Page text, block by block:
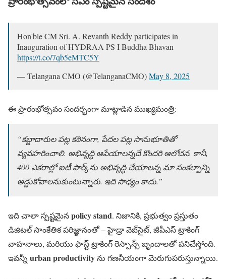
Hon'ble CM Sri. A. Revanth Reddy participates in
Inauguration of HYDRAA PS I Buddha Bhavan
https://t.co/7qb5eMTC5Y
— Telangana CMO (@TelanganaCMO)May 8, 2025
ఈ ప్రారంభోత్సవం సందర్భంగా మాట్లాడిన ముఖ్యమంత్రి:
“కబ్జాదారుల పట్ల కఠినంగా, పేదల పట్ల సానుభూతితో
వ్యవహరించాలి. అభివృద్ధి ఆపేయాలన్నదే కొందరి ఆలోచన. కానీ,
400 ఎకరాల్లో ఐటీ పార్క్‌ను అభివృద్ధి చేయాలన్న మా సంకల్పాన్ని
అడ్డుకోవాలనుకుంటున్నారు. ఇది సాధ్యం కాదు.”
ఇది చాలా స్పష్టమైనpolicy stand. నిజానికి, ప్రభుత్వం ప్రస్తుతం
డిజిటల్ సాంకేతిక పరిజ్ఞానంతో – హైడ్రా వెబ్‌సైట్, జీపీఎస్ ట్రాకింగ్
వాహనాలు, మరియు ఫాస్ట్ ట్రాకింగ్ రెస్పాన్స్ బృందాలతో పనిచేస్తోంది.
ఇవన్నీ urban productivityను గణనీయంగా మెరుగుపరుస్తున్నాయి.